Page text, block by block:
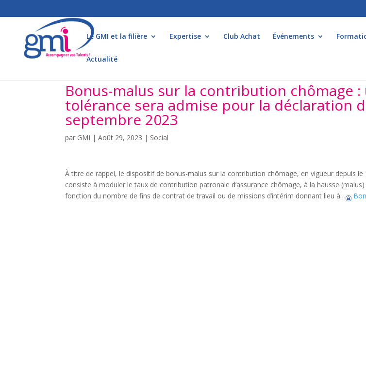
Le GMI et la filière Expertise Club Achat Événements
Actualité
Bonus-malus sur la contribution chômage :
tolérance sera admise pour la déclaration
septembre 2023
par GMI |Août 29, 2023 | Social
À titre de rappel, le dispositif de bonus-malus sur la contribution chômage, en vigueur depuis le
consiste à moduler le taux de contribution patronale d’assurance chômage, à la hausse
fonction du nombre de fins de contrat de travail ou de missions d’intérim donnant lieu à…